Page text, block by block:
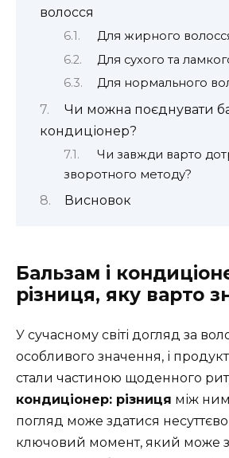
волосся
Для жирного
Для сухого та
Для нормального
Чи можна поєднувати
кондиціонер?
Чи завжди варто
зворотного методу?
Висновок
Бальзам і
різниця, яку варто
У сучасному світі догляд за
особливого значення, і
стали частиною щоденного
кондиціонер: різниця між
погляд може здатися
ключовий момент, який може